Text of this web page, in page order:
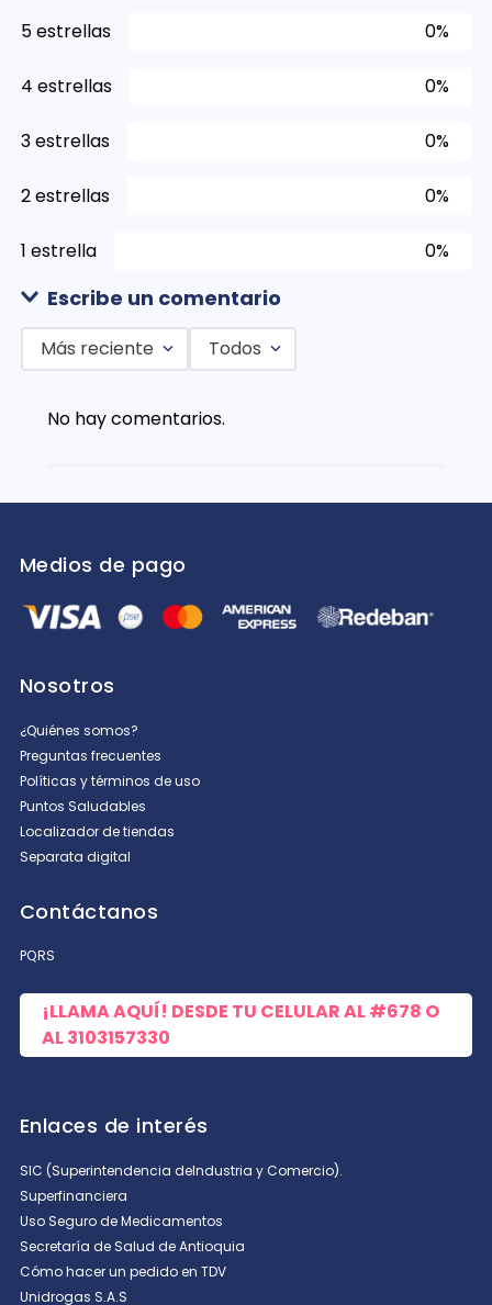
5 estrellas
0%
4 estrellas 0%
3 estrellas 0%
2 estrellas 0%
1 estrella 0%
Escribe un comentario
Título
★★★★★
Dirección de email
Escribe un comentario
Más reciente Todos
No hay comentarios.
Medios de pago
Nosotros
¿Quiénes somos?
Preguntas frecuentes
Políticas y términos de uso
Puntos Saludables
Localizador de tiendas
Separata digital
Contáctanos
PQRS
¡LLAMA AQUÍ! DESDE TU CELULAR AL#678 O
AL3103157330
Enlaces de interés
SIC (Superintendencia deIndustria y Comercio).
Superfinanciera
Uso Seguro de Medicamentos
Secretaría de Salud de Antioquia
Cómo hacer un pedido en TDV
Unidrogas S.A.S